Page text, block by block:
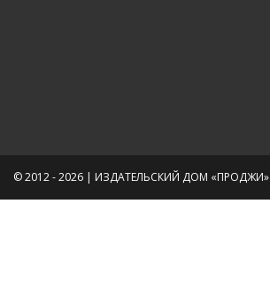
© 2012 - 2026 | ИЗДАТЕЛЬСКИЙ ДОМ «ПРОДЖИ»